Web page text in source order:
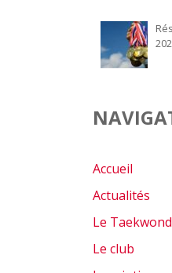
Accueil
Actualités
Le
Le club